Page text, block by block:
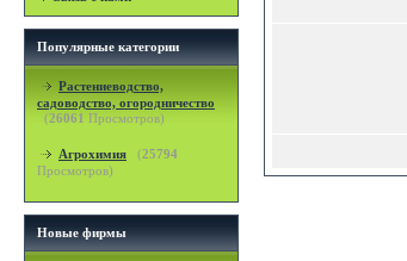
Популярные категории
Растениеводство,
садоводство, огородничество
(26061 Просмотров)
Агрохимия (25794
Просмотров)
Новые фирмы